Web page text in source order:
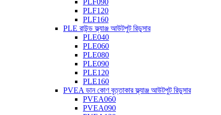
PLF090
PLF120
PLF160
PLE রাউন্ড ফ্ল্যাঞ্জ আউটপুট রিডুসার
PLE040
PLE060
PLE080
PLE090
PLE120
PLE160
PVEA ডান কোণ বৃত্তাকার ফ্ল্যাঞ্জ আউটপুট রিডুসার
PVEA060
PVEA090